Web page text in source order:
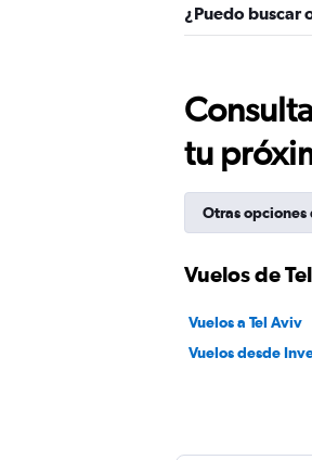
¿Puedo buscar
tu
Otras opciones
Vuelos de
Vuelos a Tel Aviv
Vuelos desde